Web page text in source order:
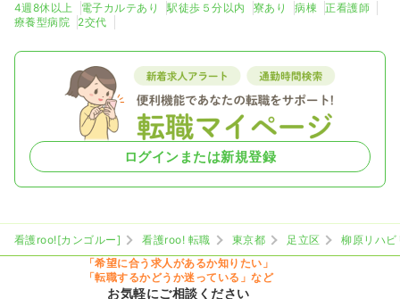
4週8休以上 電子カルテあり 駅徒歩５分以内 寮あり 病棟
正看護師
療養型病院
2交代
ログインまたは新規登録
看護roo![カンゴルー] 看護roo! 転職 東京都 足立区
柳原リハ
「希望に合う求人があるか知りたい」
「転職するかどうか迷っている」など
お気軽にご相談ください